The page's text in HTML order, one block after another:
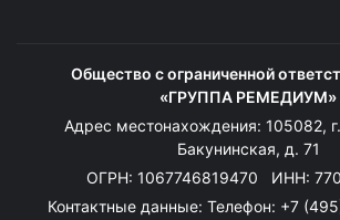
Общество с ограниченной
«ГРУППА РЕМЕДИУМ»
Адрес местонахождения: 105082,
Бакунинская, д. 71
ОГРН: 1067746819470 ИНН:
Контактные данные: Телефон: +7